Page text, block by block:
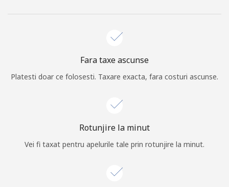
Recuperare parola →
Log in
sau
Fara taxe ascunse
Platesti doar ce folosesti. Taxare exacta, fara costuri ascunse.
Rotunjire la minut
Vei fi taxat pentru apelurile tale prin rotunjire la minut.